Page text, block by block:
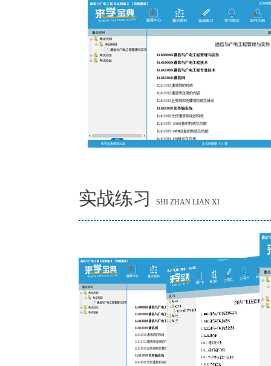
实战练习 SHI ZHAN LIAN XI